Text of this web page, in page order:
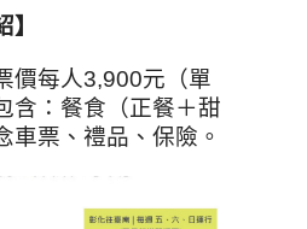
】
價每人3,900元（單
含：餐食（正餐＋甜
車票、禮品、保險。